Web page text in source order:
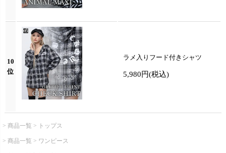
10
位
ラメ入りフード付きシャツ
5,980円(税込)
商品一覧 トップス
商品一覧 ワンピース